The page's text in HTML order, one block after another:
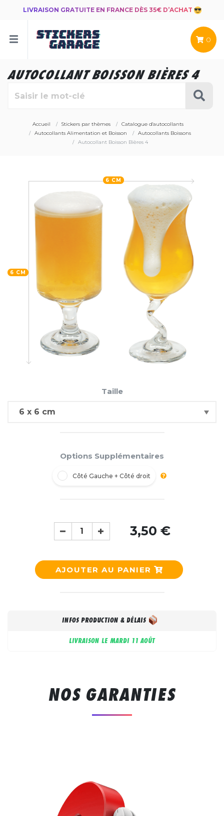
LIVRAISON GRATUITE EN FRANCE DÈS 35€ D’ACHAT
0
AUTOCOLLANT BOISSON BIÈRES 4
Accueil Stickers par thèmes
Catalogue d'autocollants
Autocollants Alimentation et Boisson
Autocollants Boissons
Autocollant Boisson Bières 4
6 CM
6 CM
Taille
Options Supplémentaires
Côté Gauche + Côté droit
3,50 €
AJOUTER AU PANIER
INFOS PRODUCTION & DÉLAIS
LIVRAISON LE MARDI 11 AOÛT
NOS GARANTIES